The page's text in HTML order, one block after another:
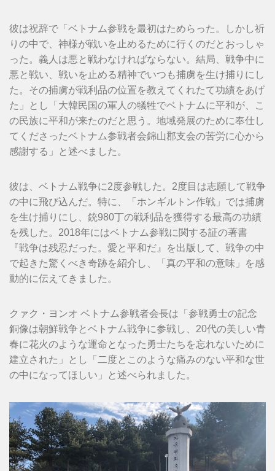
彼は祝辞で「ベトナム参戦を最初はためらった。しかし祈
りの中で、神様が戦いを止めるために行くのだとおっしゃ
った。義人は悪と戦わなければならない。結局、戦争中に
悪と戦い、戦いを止める精神でいつも捕虜を生け捕りにし
た。その捕虜が戦利品の位置を教えてくれたて功績をあげ
た」とし「大韓民国の軍人の犠牲でベトナムに平和が、こ
の民族に平和が来たのだと思う。地域発展のために奉仕し
てくださったベトナム参戦者会錦山郡支会の苦労に心から
感謝する」と述べました。
彼は、ベトナム戦争に2度参戦した。2度目は志願して戦争
の中に飛び込んだ。特に、「ホンギルトン作戦」では捕虜
を生け捕りにし、銃980丁の戦利品を獲得する最高の功績
を残した。2018年にはベトナム参戦に関する証の著書
『戦争は残忍だった。愛と平和だ』を出版して、戦争の中
で起きた驚くべき奇跡を紹介し、「真の平和の意味」を感
動的に伝えてきました。
クァク・ヨンオ ベトナム参戦者会長は「参戦勇士の記念
銅像は朝鮮戦争とベトナム戦争に参戦し、20代の美しい青
春に花火のような運命となった勇士たちを忘れないために
建立された」とし「二度とこのような痛みのない平和な世
の中になってほしい」と述べられました。